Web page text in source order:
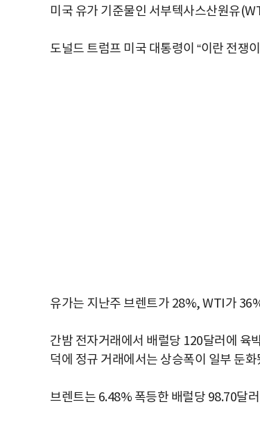
미국 유가 기준물인 서부텍사스산원유
도널드 트럼프 미국 대통령이 “이란 전쟁
유가는 지난주 브렌트가 28%, WTI가
간밤 전자거래에서 배럴당 120달러에 육
덕에 정규 거래에서는 상승폭이 일부 둔화
브렌트는 6.48% 폭등한 배럴당 98.70달